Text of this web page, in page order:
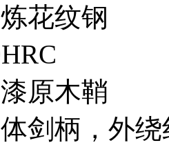
花纹钢
原木鞘
剑柄，外绕